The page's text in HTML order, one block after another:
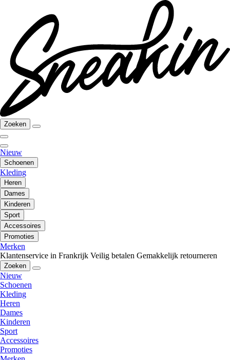
Zoeken
Nieuw
Schoenen
Kleding
Heren
Dames
Kinderen
Sport
Accessoires
Promoties
Merken
Klantenservice in Frankrijk Veilig betalen Gemakkelijk retourneren
Zoeken
Nieuw
Schoenen
Kleding
Heren
Dames
Kinderen
Sport
Accessoires
Promoties